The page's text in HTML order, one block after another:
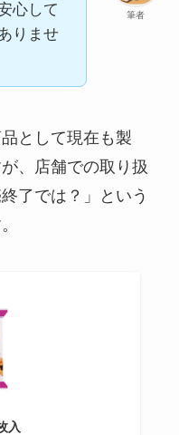
筆者
心して
りませ
として現在も製
、店舗での取り扱
了では？」という
入